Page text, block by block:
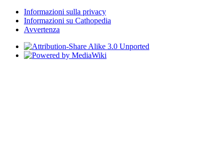
Informazioni sulla privacy
Informazioni su Cathopedia
Avvertenza